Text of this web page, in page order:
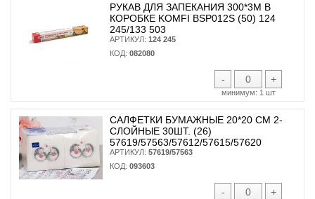
РУКАВ ДЛЯ ЗАПЕКАНИЯ 300*3М В
КОРОБКЕ KOMFI BSP012S (50) 124
245/133 503
АРТИКУЛ: 124 245
КОД: 082080
- +
минимум: 1 шт
САЛФЕТКИ БУМАЖНЫЕ 20*20 СМ 2-
СЛОЙНЫЕ 30ШТ. (26)
57619/57563/57612/57615/57620
АРТИКУЛ: 57619/57563
КОД: 093603
- +